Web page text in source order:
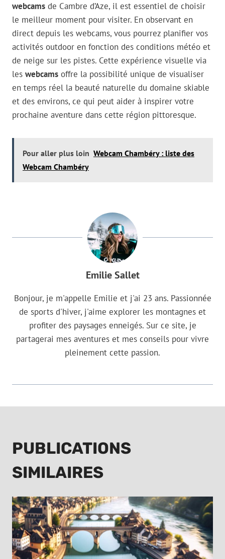
webcams de Cambre d’Aze, il est essentiel de choisir
le meilleur moment pour visiter. En observant en
direct depuis les webcams, vous pourrez planifier vos
activités outdoor en fonction des conditions météo et
de neige sur les pistes. Cette expérience visuelle via
les webcams offre la possibilité unique de visualiser
en temps réel la beauté naturelle du domaine skiable
et des environs, ce qui peut aider à inspirer votre
prochaine aventure dans cette région pittoresque.
Pour aller plus loin Webcam Chambéry : liste des
Webcam Chambéry
Emilie Sallet
Bonjour, je m'appelle Emilie et j'ai 23 ans. Passionnée
de sports d'hiver, j'aime explorer les montagnes et
profiter des paysages enneigés. Sur ce site, je
partagerai mes aventures et mes conseils pour vivre
pleinement cette passion.
PUBLICATIONS
SIMILAIRES